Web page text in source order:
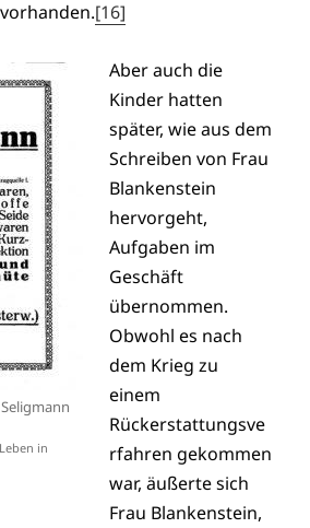
[16]
in
Aber auch die
Kinder hatten
später, wie aus dem
Schreiben von Frau
Blankenstein
hervorgeht,
Aufgaben im
Geschäft
übernommen.
Obwohl es nach
dem Krieg zu
einem
Rückerstattungsve
rfahren gekommen
war, äußerte sich
Frau Blankenstein,